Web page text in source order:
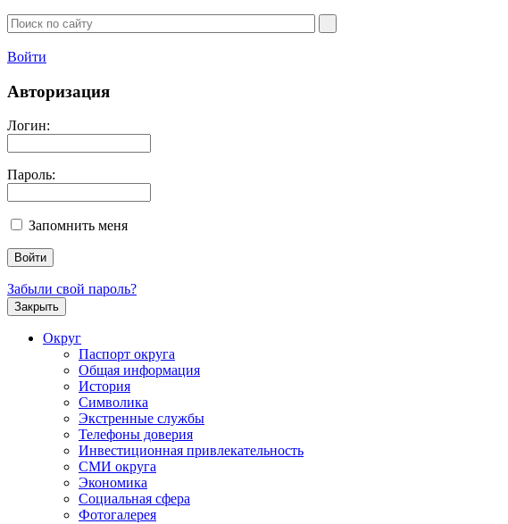
Войти
Авторизация
Логин:
Пароль:
Запомнить меня
Забыли свой пароль?
Закрыть
Округ
Паспорт округа
Общая информация
История
Символика
Экстренные службы
Телефоны доверия
Инвестиционная привлекательность
СМИ округа
Экономика
Социальная сфера
Фотогалерея